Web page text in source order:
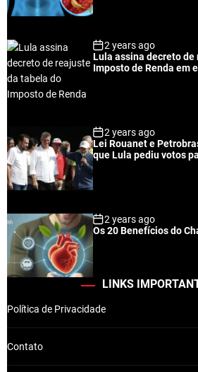
2 years ago
Lula assina decreto
Imposto de Renda em
2 years ago
Lei Rouanet e
que Lula pediu votos
2 years ago
Os 20 Benefícios do
LINKS
Política de Privacidade
Contato